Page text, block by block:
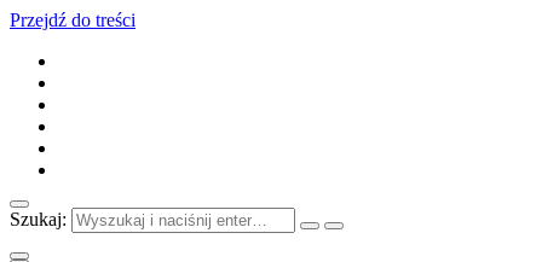
Przejdź do treści
Szukaj: